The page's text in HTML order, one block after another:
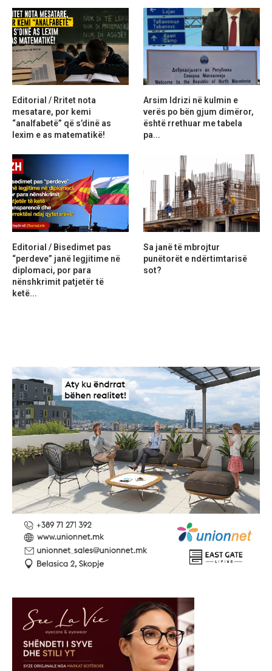
Editorial / Rritet nota
mesatare, por kemi
“analfabetë” që s’dinë as
lexim e as matematikë!
Arsim Idrizi në kulmin e
verës po bën gjum dimëror,
është rrethuar me tabela
pa...
Editorial / Bisedimet pas
“perdeve” janë legjitime në
diplomaci, por para
nënshkrimit patjetër të
ketë...
Sa janë të mbrojtur
punëtorët e ndërtimtarisë
sot?